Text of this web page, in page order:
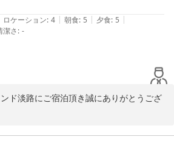
豊島
路 ＜淡路島＞
たいです、ちなみにスタッフの方々の対応
ロケーション: 4 | 朝食: 5 | 夕食: 5 |
潔さ: -
ド淡路にご宿泊頂き誠にありがとうござ
しく思います。